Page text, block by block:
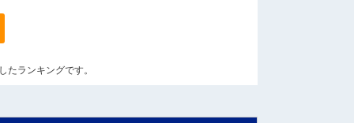
たランキングです。